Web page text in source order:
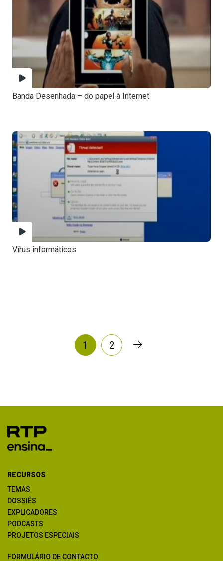
Banda Desenhada – do papel à Internet
Vírus informáticos
1 2
RECURSOS
TEMAS
DOSSIÊS
EXPLICADORES
PODCASTS
PROJETOS ESPECIAIS
FORMULÁRIO DE CONTACTO